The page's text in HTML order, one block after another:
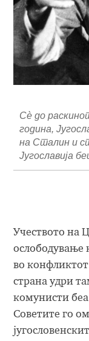
Сѐ до
година,
на Сталин и
Југославија
Учеството на
ослободување
во
страна удри
комунисти
Советите го